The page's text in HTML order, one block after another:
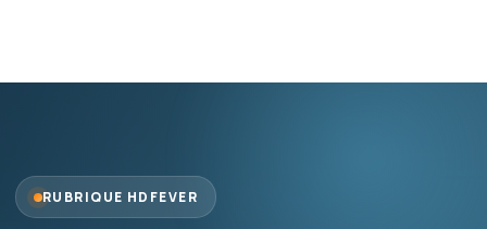
RUBRIQUE HDFEVER